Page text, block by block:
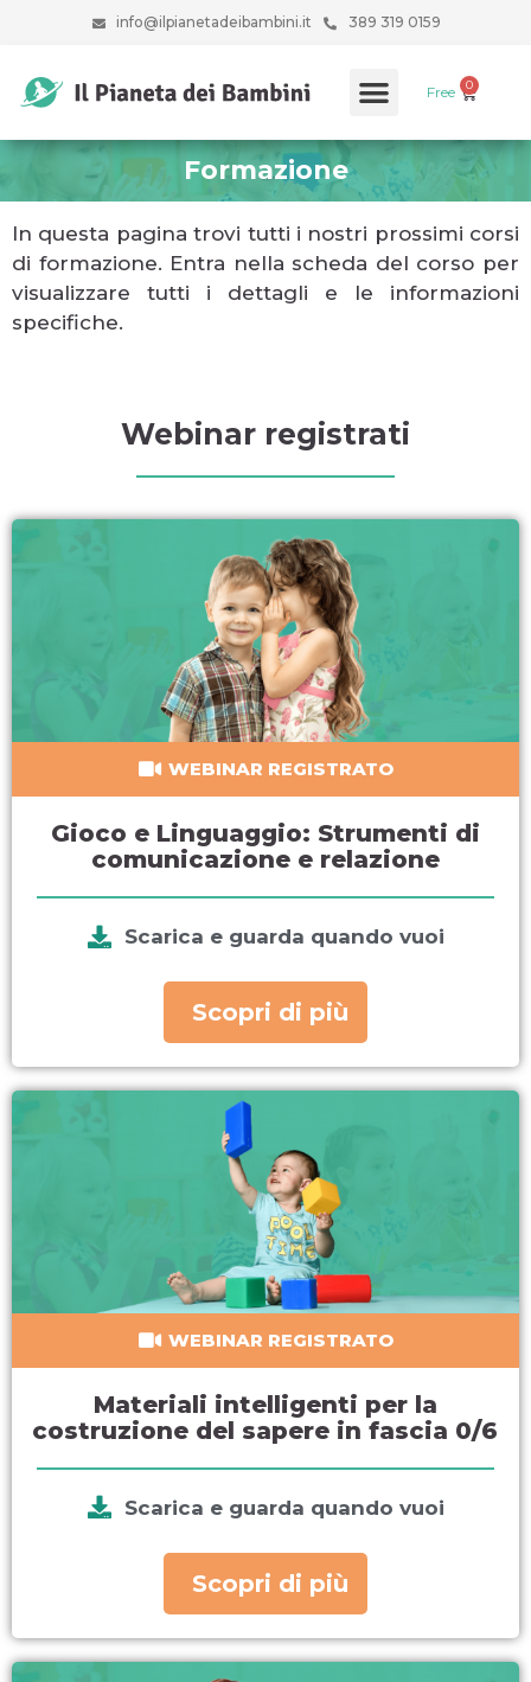
info@ilpianetadeibambini.it 389 319 0159
Free
Formazione
In questa pagina trovi tutti i nostri prossimi corsi
di formazione. Entra nella scheda del corso per
visualizzare tutti i dettagli e le informazioni
specifiche.
Webinar registrati
WEBINAR REGISTRATO
Gioco e Linguaggio: Strumenti di
comunicazione e relazione
Scarica e guarda quando vuoi
Scopri di più
WEBINAR REGISTRATO
Materiali intelligenti per la
costruzione del sapere in fascia 0/6
Scarica e guarda quando vuoi
Scopri di più